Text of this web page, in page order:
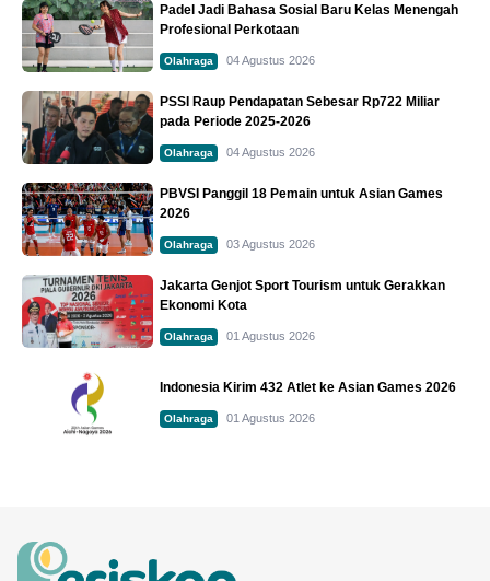
Padel Jadi Bahasa Sosial Baru Kelas Menengah
Profesional Perkotaan
Olahraga 04 Agustus 2026
PSSI Raup Pendapatan Sebesar Rp722 Miliar
pada Periode 2025-2026
Olahraga 04 Agustus 2026
PBVSI Panggil 18 Pemain untuk Asian Games
2026
Olahraga 03 Agustus 2026
Jakarta Genjot Sport Tourism untuk Gerakkan
Ekonomi Kota
Olahraga 01 Agustus 2026
Indonesia Kirim 432 Atlet ke Asian Games 2026
Olahraga 01 Agustus 2026